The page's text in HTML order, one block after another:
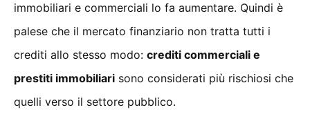
immobiliari e commerciali lo fa aumentare. Quindi è
palese che il mercato finanziario non tratta tutti i
crediti allo stesso modo: crediti commerciali e
prestiti immobiliari sono considerati più rischiosi che
quelli verso il settore pubblico.